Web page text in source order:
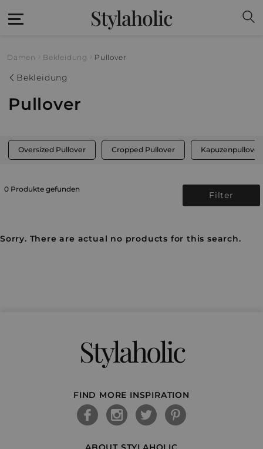
Stylaholic
Damen Bekleidung Pullover
Bekleidung
Pullover
Oversized Pullover Cropped Pullover Kapuzenpullover
0 Produkte gefunden
Filter
Sorry. There are actual no products for this search.
Stylaholic
FIND MORE INSPIRATION